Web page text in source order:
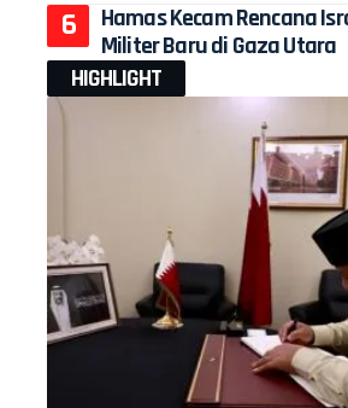
Hamas Kecam Rencana
Militer Baru di Gaza Utara
HIGHLIGHT